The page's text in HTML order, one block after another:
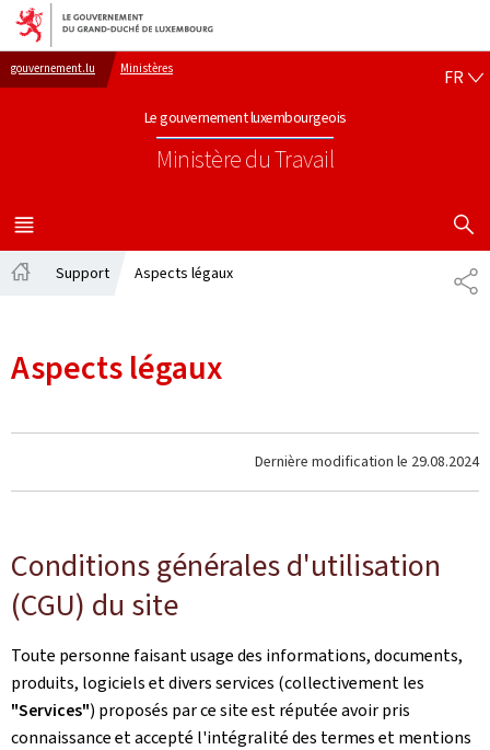
Aller au menu principal
Aller au contenu
gouvernement.lu Ministères
Le gouvernement luxembourgeois
Ministère du Travail
FR
MENU
PRINCIPAL
Support Aspects légaux
Aspects légaux
Dernière modification le 29.08.2024
Conditions générales d'utilisation
(CGU) du site
Toute personne faisant usage des informations, documents,
produits, logiciels et divers services (collectivement les
"Services") proposés par ce site est réputée avoir pris
connaissance et accepté l'intégralité des termes et mentions